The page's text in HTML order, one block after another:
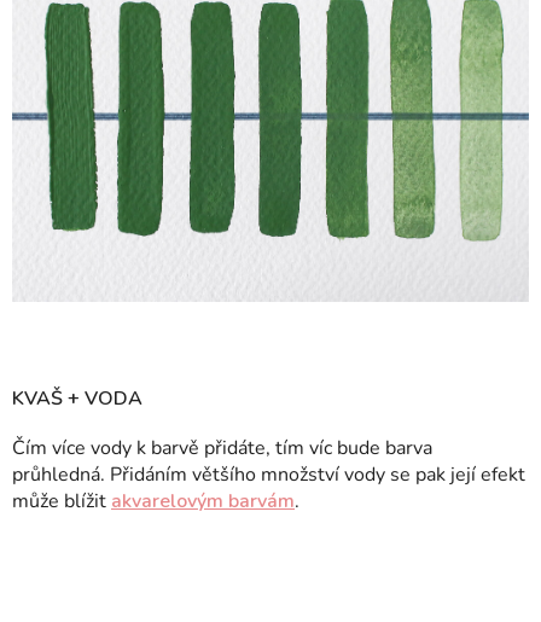
KVAŠ + VODA
Čím více vody k barvě přidáte, tím víc bude barva
průhledná. Přidáním většího množství vody se pak její efekt
může blížit akvarelovým barvám.